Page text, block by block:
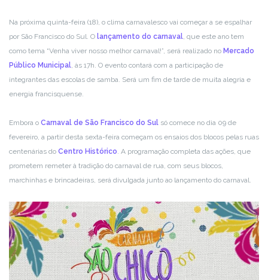
Na próxima quinta-feira (18), o clima carnavalesco vai começar a se espalhar
por São Francisco do Sul. O lançamento do carnaval , que este ano tem
como tema “Venha viver nosso melhor carnaval!”, será realizado no Mercado
Público Municipal , às 17h. O evento contará com a participação de
integrantes das escolas de samba. Será um fim de tarde de muita alegria e
energia francisquense.
Embora o Carnaval de São Francisco do Sul só comece no dia 09 de
fevereiro, a partir desta sexta-feira começam os ensaios dos blocos pelas ruas
centenárias do Centro Histórico . A programação completa das ações, que
prometem remeter à tradição do carnaval de rua, com seus blocos,
marchinhas e brincadeiras, será divulgada junto ao lançamento do carnaval.